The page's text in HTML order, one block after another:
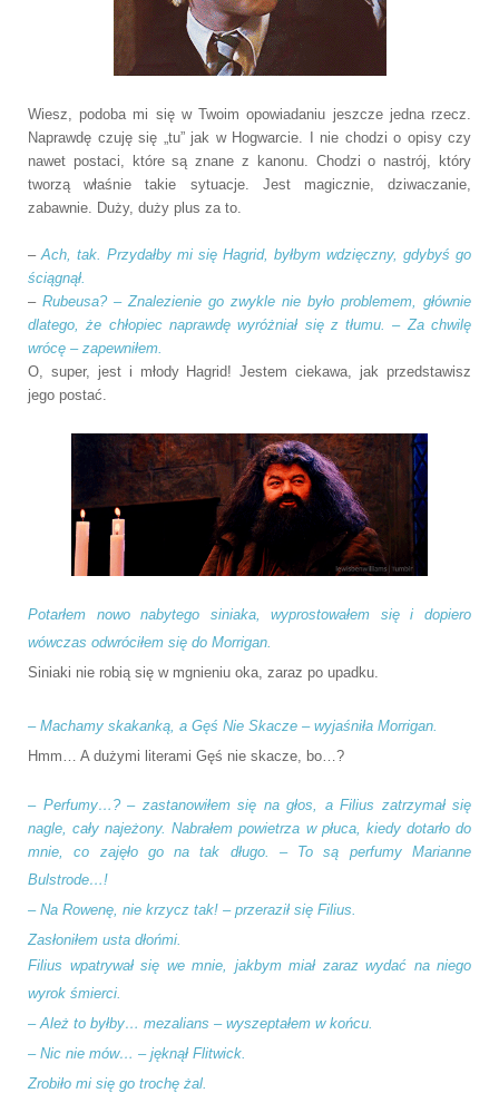
Wiesz, podoba mi się w Twoim opowiadaniu jeszcze jedna rzecz.
Naprawdę czuję się „tu” jak w Hogwarcie. I nie chodzi o opisy czy
nawet postaci, które są znane z kanonu. Chodzi o nastrój, który
tworzą właśnie takie sytuacje. Jest magicznie, dziwaczanie,
zabawnie. Duży, duży plus za to.
– Ach, tak. Przydałby mi się Hagrid, byłbym wdzięczny, gdybyś go
ściągnął.
– Rubeusa? – Znalezienie go zwykle nie było problemem, głównie
dlatego, że chłopiec naprawdę wyróżniał się z tłumu. – Za chwilę
wrócę – zapewniłem.
O, super, jest i młody Hagrid! Jestem ciekawa, jak przedstawisz
jego postać.
Potarłem nowo nabytego siniaka, wyprostowałem się i dopiero
wówczas odwróciłem się do Morrigan.
Siniaki nie robią się w mgnieniu oka, zaraz po upadku.
– Machamy skakanką, a Gęś Nie Skacze – wyjaśniła Morrigan.
Hmm… A dużymi literami Gęś nie skacze, bo…?
– Perfumy…? – zastanowiłem się na głos, a Filius zatrzymał się
nagle, cały najeżony. Nabrałem powietrza w płuca, kiedy dotarło do
mnie, co zajęło go na tak długo. – To są perfumy Marianne
Bulstrode…!
– Na Rowenę, nie krzycz tak! – przeraził się Filius.
Zasłoniłem usta dłońmi.
Filius wpatrywał się we mnie, jakbym miał zaraz wydać na niego
wyrok śmierci.
– Ależ to byłby… mezalians – wyszeptałem w końcu.
– Nic nie mów… – jęknął Flitwick.
Zrobiło mi się go trochę żal.